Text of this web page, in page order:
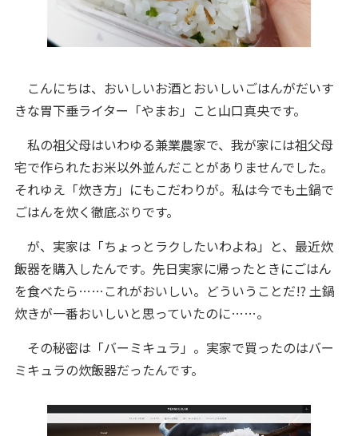
こんにちは、おいしいお酒とおいしいごはんがだいす
きな胃下垂ライター「やまお」こと山口真央です。
私の祖父母はいわゆる兼業農家で、我が家には祖父母
宅で作られたお米以外並んだことがありませんでした。
それゆえ「炊き方」にもこだわりが。私は今でも土鍋で
ごはんを炊く徹底ぶりです。
が、実家は「ちょっとラクしたいわよね」と、最近炊
飯器を購入したんです。先日実家に帰ったときにごはん
を食べたら……これがおいしい。どういうことだ!? 土鍋
炊きが一番おいしいと思っていたのに……。
その秘密は「バーミキュラ」。実家で買ったのはバー
ミキュラの炊飯器だったんです。